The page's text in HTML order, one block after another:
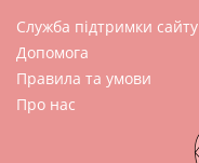
Служба підтримки сайту
Допомога
Правила та умови
Про нас